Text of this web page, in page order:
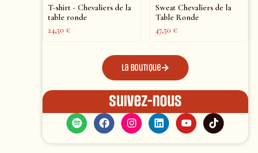
T-shirt - Chevaliers de la
table ronde
24,50€
Sweat Chevaliers de la
Table Ronde
47,50€
La boutique
Suivez-nous